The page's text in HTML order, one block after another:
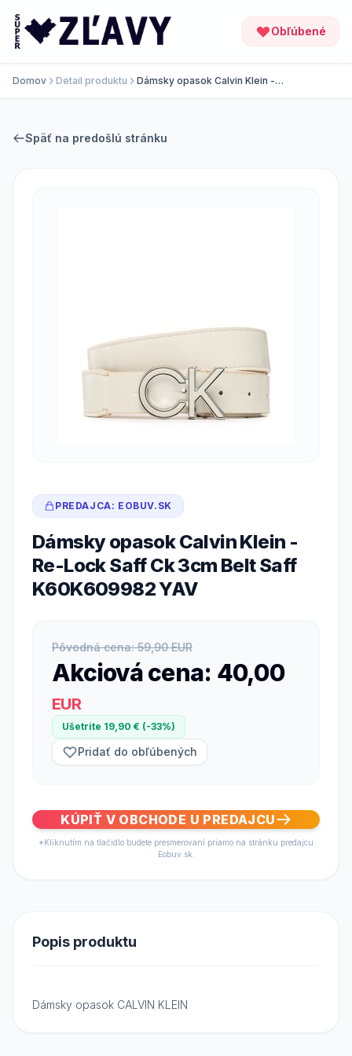
Obľúbené
Domov Detail produktu
Dámsky opasok Calvin Klein -
Späť na predošlú stránku
PREDAJCA: EOBUV.SK
Dámsky opasok Calvin Klein -
Re-Lock Saff Ck 3cm Belt Saff
K60K609982 YAV
Pôvodná cena: 59,90 EUR
Akciová cena: 40,00
EUR
Ušetrite 19,90 € (-33%)
Pridať do obľúbených
KÚPIŤ V OBCHODE U PREDAJCU
*Kliknutím na tlačidlo budete presmerovaní priamo na stránku predajcu
Eobuv.sk.
Popis produktu
Dámsky opasok CALVIN KLEIN